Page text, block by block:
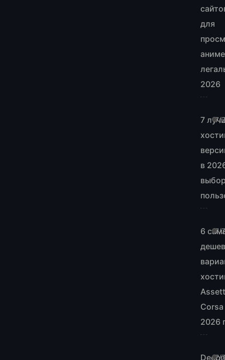
для
аниме
2026
7/
7
в
7/
6
Corsa
2026
7/